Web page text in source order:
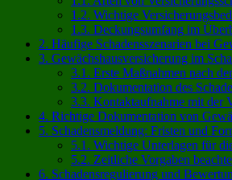
1.2. Wichtige
1.3. Deckungsumfang im
2. Häufige Schadensszenarien bei
3. Gewächshausversicherung im
3.1. Erste Maßnahmen nach
3.2. Dokumentation des
3.3. Kontaktaufnahme mit der
4. Richtige Dokumentation von
5. Schadensmeldung: Fristen und
5.1. Wichtige Unterlagen für
5.2. Zeitliche Vorgaben
6. Schadensregulierung und